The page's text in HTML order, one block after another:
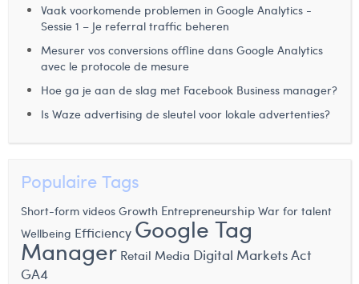
Laura Rooseleer
Laura Verhelst
Lena Pignoloni
Leonard Dierickx
Lisa Protin
Lore Fierens
Lotte Vranckx
Louis Nassogne
Vaak voorkomende problemen in Google Analytics -
Sessie 1 – Je referral traffic beheren
Mesurer vos conversions offline dans Google Analytics
avec le protocole de mesure
Hoe ga je aan de slag met Facebook Business manager?
Is Waze advertising de sleutel voor lokale advertenties?
Populaire Tags
Short-form videos Growth Entrepreneurship War for talent
Wellbeing Efficiency Google Tag
Manager Retail Media Digital Markets Act
GA4